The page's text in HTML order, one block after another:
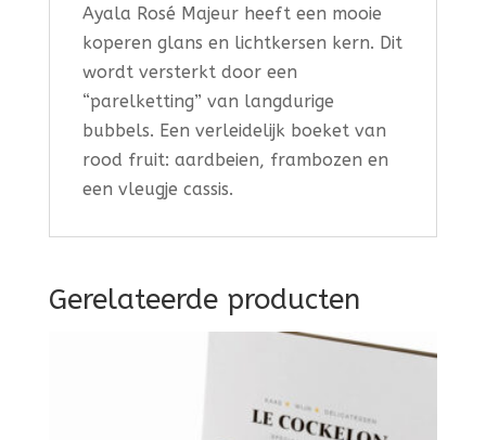
Ayala Rosé Majeur heeft een mooie
koperen glans en lichtkersen kern. Dit
wordt versterkt door een
“parelketting” van langdurige
bubbels. Een verleidelijk boeket van
rood fruit: aardbeien, frambozen en
een vleugje cassis.
Gerelateerde producten